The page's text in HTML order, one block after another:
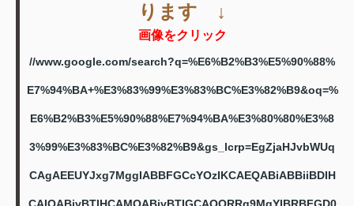
ります ↓
画像をクリック
//www.google.com/search?q=%E6%B2%B3%E5%90%88%
E7%94%BA+%E3%83%99%E3%83%BC%E3%82%B9&oq=%
E6%B2%B3%E5%90%88%E7%94%BA%E3%80%80%E3%8
3%99%E3%83%BC%E3%82%B9&gs_lcrp=EgZjaHJvbWUq
CAgAEEUYJxg7MggIABBFGCcYOzIKCAEQABiABBiiBDIH